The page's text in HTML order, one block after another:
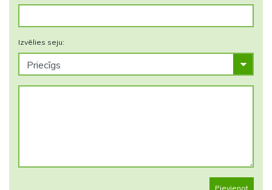
Izvēlies seju:
Pievienot